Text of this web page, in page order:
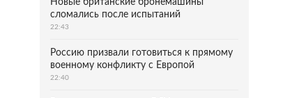
Новые британские бронемашины
сломались после испытаний
22:43
Россию призвали готовиться к прямому
военному конфликту с Европой
22:40